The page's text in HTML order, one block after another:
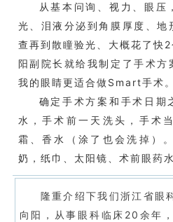
从基本问询、视力、眼压
光、泪液分泌到角膜厚度、地
查再到散瞳验光、大概花了快
阳副院长就给我制定了手术方
我的眼睛更适合做Smart手术。
确定手术方案和手术日期
水，手术前一天洗头，手术
霜、香水（涂了也会洗掉）
奶，纸巾、太阳镜、术前眼药
隆重介绍下我们浙江省眼
向阳，从事眼科临床20余年